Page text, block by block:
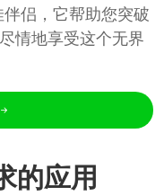
侣，它帮助您突破
情地享受这个无界
的应用